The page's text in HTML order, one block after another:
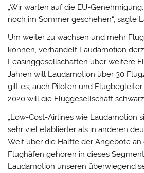
„Wir warten auf die EU-
noch im Sommer geschehen“, sagte
Um weiter zu wachsen und mehr
können, verhandelt Laudamotion
Leasinggesellschaften über weitere
Jahren will Laudamotion über 30
gilt es, auch Piloten und
2020 will die Fluggesellschaft
„Low-Cost-Airlines wie Laudamotion
sehr viel etablierter als in anderen
Weit über die Hälfte der Angebote an
Flughäfen gehören in dieses
Laudamotion unseren überwiegend